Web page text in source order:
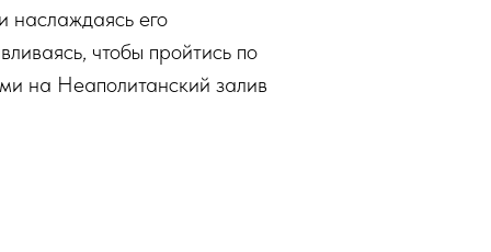
наслаждаясь его
чтобы пройтись по
на Неаполитанский залив